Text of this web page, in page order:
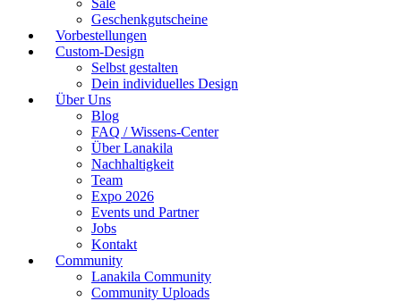
Geschenkgutscheine
Vorbestellungen
Custom-Design
Selbst gestalten
Dein individuelles Design
Über Uns
Blog
FAQ / Wissens-Center
Über Lanakila
Nachhaltigkeit
Team
Expo 2026
Events und Partner
Jobs
Kontakt
Community
Lanakila Community
Community Uploads